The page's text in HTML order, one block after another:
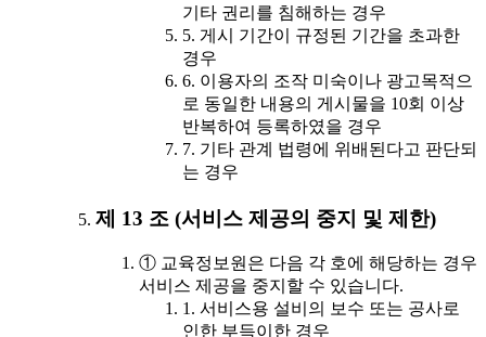
기타 권리를 침해하는 경우
5. 게시 기간이 규정된 기간을 초과한
경우
6. 이용자의 조작 미숙이나 광고목적으
로 동일한 내용의 게시물을 10회 이상
반복하여 등록하였을 경우
7. 기타 관계 법령에 위배된다고 판단되
는 경우
제 13 조 (서비스 제공의 중지 및 제한)
① 교육정보원은 다음 각 호에 해당하는 경우
서비스 제공을 중지할 수 있습니다.
1. 서비스용 설비의 보수 또는 공사로
인한 부득이한 경우